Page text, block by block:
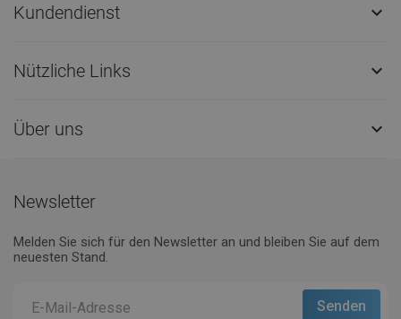
Kundendienst 
Nützliche Links 
Über uns 
Newsletter
Melden Sie sich für den Newsletter an und bleiben Sie auf dem
neuesten Stand.